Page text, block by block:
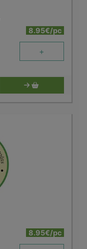
8.95€/pc
+
8.95€/pc